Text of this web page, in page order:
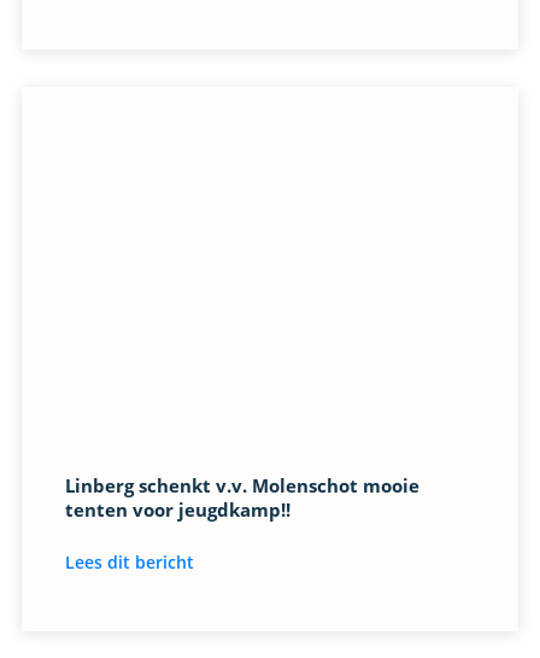
Linberg schenkt v.v. Molenschot mooie
tenten voor jeugdkamp!!
Lees dit bericht